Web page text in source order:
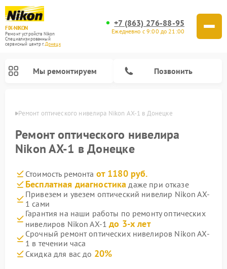
FIX-NIKON
Ремонт устройств Nikon
Специализированный
cервисный центр г.Донецк
+7 (863) 276-88-95
Ежедневно с 9:00 до 21:00
Мы ремонтируем Позвонить
Ремонт оптического нивелира Nikon AX-1 в Донецке
Ремонт оптического нивелира
Nikon AX-1 в Донецке
Стоимость ремонта от 1180 руб.
Бесплатная диагностика даже при отказе
Привезем и увезем оптический нивелир Nikon AX-
1 сами
Гарантия на наши работы по ремонту оптических
нивелиров Nikon AX-1до 3-х лет
Срочный ремонт оптических нивелиров Nikon AX-
1 в течении часа
Скидка для вас до 20%